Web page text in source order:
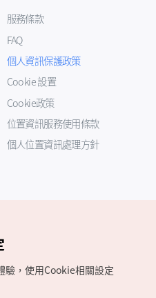
服務條款
FAQ
個人資訊保護政策
Cookie 設置
Cookie政策
位置資訊服務使用條款
個人位置資訊處理方針
驗，使用Cookie相關設定